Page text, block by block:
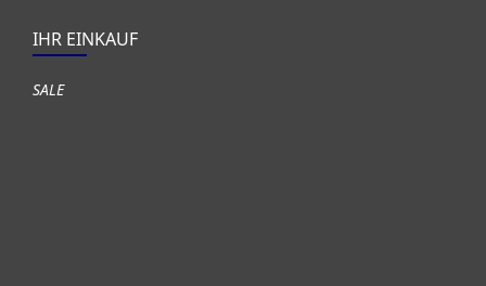
IHR EINKAUF
SALE